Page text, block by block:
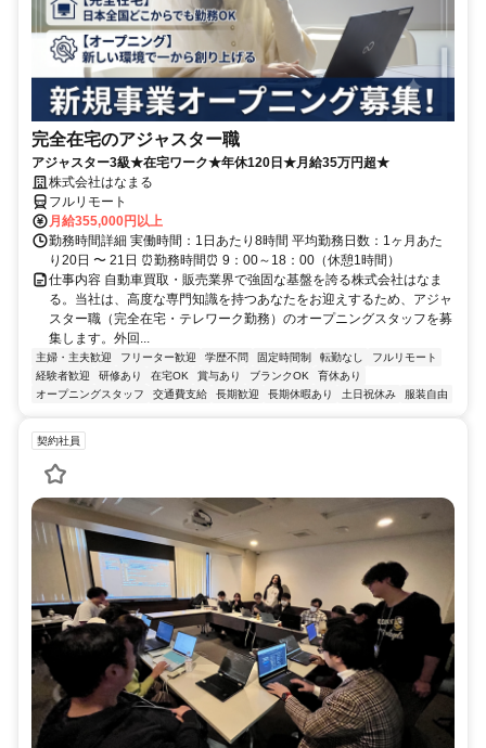
完全在宅のアジャスター職
アジャスター3級★在宅ワーク★年休120日★月給35万円超★
株式会社はなまる
フルリモート
月給355,000円以上
勤務時間詳細 実働時間：1日あたり8時間 平均勤務日数：1ヶ月あた
り20日 〜 21日 ⏰勤務時間⏰ 9：00～18：00（休憩1時間）
仕事内容 自動車買取・販売業界で強固な基盤を誇る株式会社はなま
る。当社は、高度な専門知識を持つあなたをお迎えするため、アジャ
スター職（完全在宅・テレワーク勤務）のオープニングスタッフを募
集します。外回...
主婦・主夫歓迎 フリーター歓迎 学歴不問 固定時間制 転勤なし
フルリモート
経験者歓迎
研修あり 在宅OK 賞与あり ブランクOK
育休あり
オープニングスタッフ
交通費支給 長期歓迎 長期休暇あり 土日祝休み 服装自由
契約社員